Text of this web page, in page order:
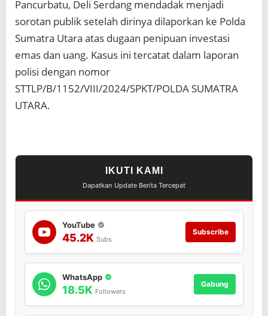
s
u
I
n
e
s
o
n
g
Pancurbatu, Deli Serdang mendadak menjadi
sorotan publik setelah dirinya dilaporkan ke Polda
Sumatra Utara atas dugaan penipuan investasi
emas dan uang. Kasus ini tercatat dalam laporan
polisi dengan nomor
STTLP/B/1152/VIII/2024/SPKT/POLDA SUMATRA
UTARA.
IKUTI KAMI
Dapatkan Update Berita Tercepat
YouTube
45.2K Subs
Subscribe
WhatsApp
18.5K Followers
Gabung